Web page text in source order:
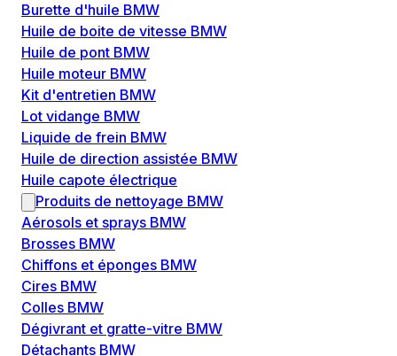
Burette d'huile BMW
Huile de boite de vitesse BMW
Huile de pont BMW
Huile moteur BMW
Kit d'entretien BMW
Lot vidange BMW
Liquide de frein BMW
Huile de direction assistée BMW
Huile capote électrique
Produits de nettoyage BMW
Aérosols et sprays BMW
Brosses BMW
Chiffons et éponges BMW
Cires BMW
Colles BMW
Dégivrant et gratte-vitre BMW
Détachants BMW